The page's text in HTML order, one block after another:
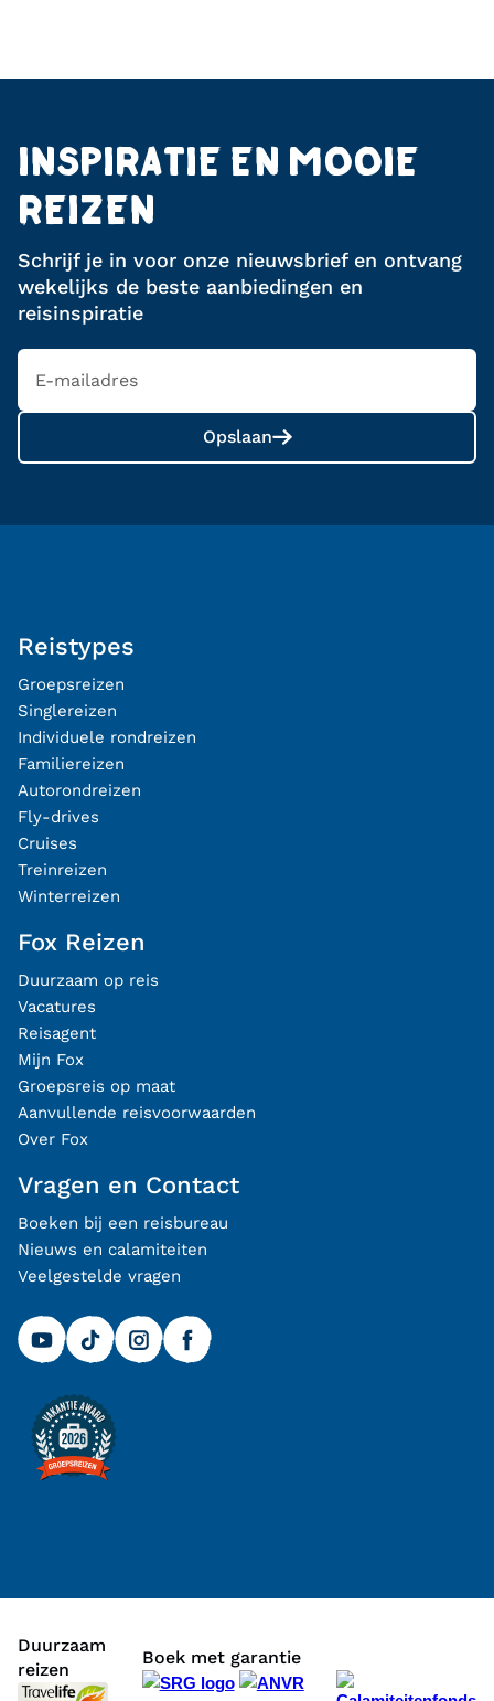
INSPIRATIE EN MOOIE
REIZEN
Schrijf je in voor onze nieuwsbrief en ontvang
wekelijks de beste aanbiedingen en
reisinspiratie
Opslaan
Reistypes
Groepsreizen
Singlereizen
Individuele rondreizen
Familiereizen
Autorondreizen
Fly-drives
Cruises
Treinreizen
Winterreizen
Fox Reizen
Duurzaam op reis
Vacatures
Reisagent
Mijn Fox
Groepsreis op maat
Aanvullende reisvoorwaarden
Over Fox
Vragen en Contact
Boeken bij een reisbureau
Nieuws en calamiteiten
Veelgestelde vragen
Duurzaam
reizen
Boek met garantie